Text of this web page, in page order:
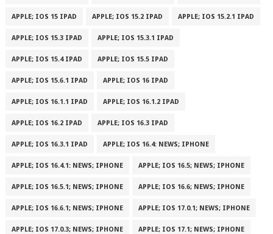
APPLE; IOS 15 IPAD APPLE; IOS 15.2 IPAD APPLE; IOS 15.2.1 IPAD
APPLE; IOS 15.3 IPAD APPLE; IOS 15.3.1 IPAD
APPLE; IOS 15.4 IPAD APPLE; IOS 15.5 IPAD
APPLE; IOS 15.6.1 IPAD APPLE; IOS 16 IPAD
APPLE; IOS 16.1.1 IPAD APPLE; IOS 16.1.2 IPAD
APPLE; IOS 16.2 IPAD APPLE; IOS 16.3 IPAD
APPLE; IOS 16.3.1 IPAD APPLE; IOS 16.4: NEWS; IPHONE
APPLE; IOS 16.4.1: NEWS; IPHONE APPLE; IOS 16.5; NEWS; IPHONE
APPLE; IOS 16.5.1; NEWS; IPHONE APPLE; IOS 16.6; NEWS; IPHONE
APPLE; IOS 16.6.1; NEWS; IPHONE APPLE; IOS 17.0.1; NEWS; IPHONE
APPLE; IOS 17.0.3; NEWS; IPHONE APPLE; IOS 17.1; NEWS; IPHONE